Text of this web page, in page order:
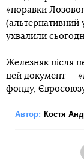
«поравки
(альтернативний
ухвалили
Железняк після
цей документ —
фонду, Євросоюзу
Автор: Костя